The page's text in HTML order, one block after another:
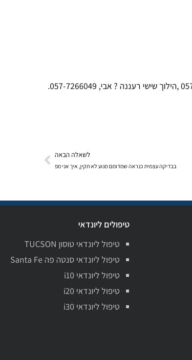
הילוך שישי רעננה ? אבי, 057-7266049.
לשאלה הבאה
בבדיקה עצמית כנראה שמדומם מנוע לא תקין, איך אני מפ
טיפולים ליונדאי
טיפול ליונדאי טוסון TUCSON
טיפול ליונדאי סנטה פה Santa Fe
טיפול ליונדאי i10
טיפול ליונדאי i20
טיפול ליונדאי i30